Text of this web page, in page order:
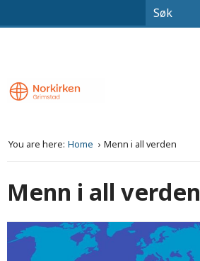
You are here: Home Menn i all verden
Menn i all verden